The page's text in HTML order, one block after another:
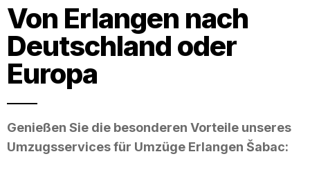
Von Erlangen nach
Deutschland oder
Europa
Genießen Sie die besonderen Vorteile unseres
Umzugsservices für Umzüge Erlangen Šabac: